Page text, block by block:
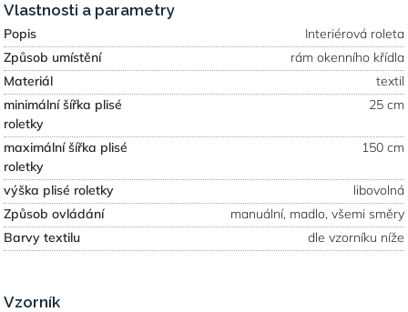
Vlastnosti a parametry
Popis
Interiérová roleta
Způsob umístění
rám okenního křídla
Materiál
textil
minimální šířka plisé
roletky
25 cm
maximální šířka plisé
roletky
150 cm
výška plisé roletky
libovolná
Způsob ovládání
manuální, madlo, všemi směry
Barvy textilu
dle vzorníku níže
Vzorník